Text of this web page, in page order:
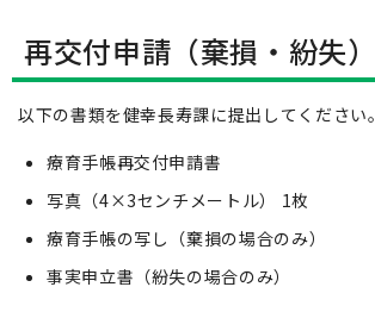
再交付申請（棄損・紛失）
以下の書類を健幸長寿課に提出してください。
療育手帳再交付申請書
写真（4×3センチメートル） 1枚
療育手帳の写し（棄損の場合のみ）
事実申立書（紛失の場合のみ）